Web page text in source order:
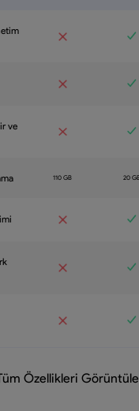
ve
Özellikleri Görüntüle